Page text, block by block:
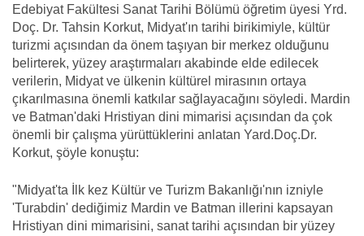
Edebiyat Fakültesi Sanat Tarihi Bölümü öğretim üyesi Yrd.
Doç. Dr. Tahsin Korkut, Midyat'ın tarihi birikimiyle, kültür
turizmi açısından da önem taşıyan bir merkez olduğunu
belirterek, yüzey araştırmaları akabinde elde edilecek
verilerin, Midyat ve ülkenin kültürel mirasının ortaya
çıkarılmasına önemli katkılar sağlayacağını söyledi. Mardin
ve Batman'daki Hristiyan dini mimarisi açısından da çok
önemli bir çalışma yürüttüklerini anlatan Yard.Doç.Dr.
Korkut, şöyle konuştu:
"Midyat'ta İlk kez Kültür ve Turizm Bakanlığı'nın izniyle
'Turabdin' dediğimiz Mardin ve Batman illerini kapsayan
Hristiyan dini mimarisini, sanat tarihi açısından bir yüzey